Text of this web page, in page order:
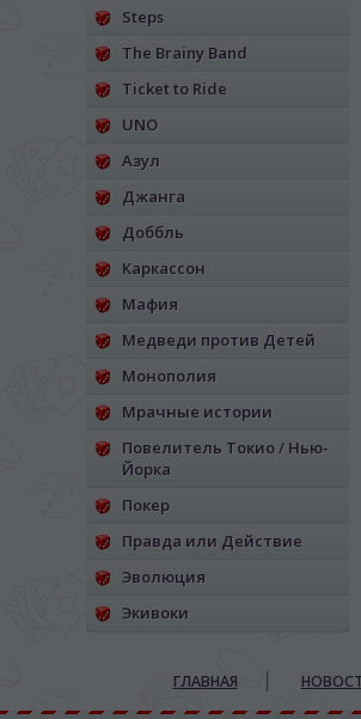
Steps
The Brainy Band
Ticket to Ride
UNO
Азул
Джанга
Доббль
Каркассон
Мафия
Медведи против Детей
Монополия
Мрачные истории
Повелитель Токио / Нью-
Йорка
Покер
Правда или Действие
Эволюция
Экивоки
ГЛАВНАЯ